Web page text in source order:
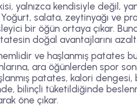
yalnızca kendisiyle değil,
salata, zeytinyağı ve
bir öğün ortaya çıkar. Buna
doğal avantajlarını
ve haşlanmış patates
ara öğünlerden spor
patates, kalori dengesi,
bilinçli tüketildiğinde
öne çıkar.